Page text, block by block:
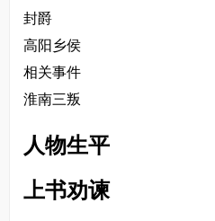
封爵
高阳乡侯
相关事件
淮南三叛
人物生平
上书劝谏